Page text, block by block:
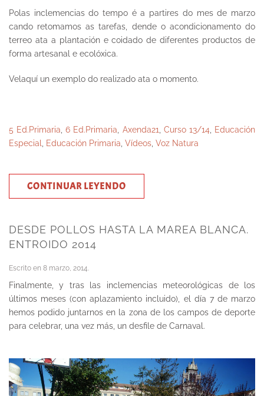
Polas inclemencias do tempo é a partires do mes de marzo
cando retomamos as tarefas, dende o acondicionamento do
terreo ata a plantación e coidado de diferentes productos de
forma artesanal e ecolóxica.
Velaquí un exemplo do realizado ata o momento.
5 Ed.Primaria ,6 Ed.Primaria Axenda21 Curso 13/14,
Educación
Especial
Educación Primaria Vídeos Voz Natura
CONTINUAR LEYENDO
DESDE POLLOS HASTA LA MAREA BLANCA.
ENTROIDO 2014
Escrito en 8 marzo, 2014.
Finalmente, y tras las inclemencias meteorológicas de los
últimos meses (con aplazamiento incluido), el día 7 de marzo
hemos podido juntarnos en la zona de los campos de deporte
para celebrar, una vez más, un desfile de Carnaval.